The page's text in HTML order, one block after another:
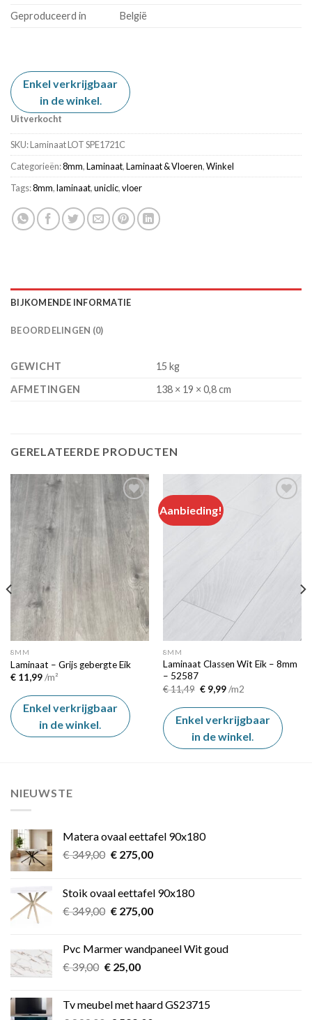
Geproduceerd in
België
Enkel verkrijgbaar
in de winkel.
Uitverkocht
SKU:Laminaat LOT SPE1721C
Categorieën:8mm,Laminaat,Laminaat & Vloeren,Winkel
Tags:8mm,laminaat,uniclic,vloer
BIJKOMENDE INFORMATIE
BEOORDELINGEN (0)
GEWICHT
15 kg
AFMETINGEN
138 × 19 × 0,8 cm
GERELATEERDE PRODUCTEN
Add to
wishlist
8MM
Laminaat – Grijs gebergte Eik
€11,99/m²
Enkel verkrijgbaar
in de winkel.
Aanbieding!
8MM
Laminaat Classen Wit Eik – 8mm
– 52587
€11,49 Oorspronkelijke
prijs
was:
€ 11,49.
€9,99Huidige
prijs
is:
€ 9,99.
/m2
Enkel verkrijgbaar
in de winkel
NIEUWSTE
Matera ovaal eettafel 90x180
€349,00 Oorspronkelijke
€ 349,00.
€275,00Huidige
€ 275,00.
Stoik ovaal eettafel 90x180
€349,00 Oorspronkelijke
€ 349,00.
€275,00Huidige
€ 275,00.
Pvc Marmer wandpaneel Wit goud
€39,00 Oorspronkelijke
€ 39,00.
€25,00Huidige
€ 25,00.
Tv meubel met haard GS23715